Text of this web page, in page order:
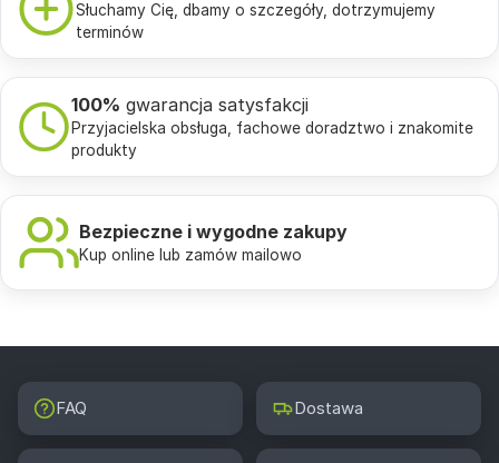
Słuchamy Cię, dbamy o szczegóły, dotrzymujemy
terminów
100% gwarancja satysfakcji
Przyjacielska obsługa, fachowe doradztwo i znakomite
produkty
Bezpieczne i wygodne zakupy
Kup online lub zamów mailowo
FAQ Dostawa